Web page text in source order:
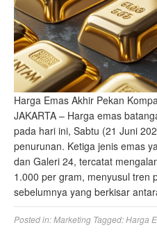
Harga Emas Akhir Pekan
JAKARTA – Harga emas
pada hari ini, Sabtu (21 Juni
penurunan. Ketiga jenis emas
dan Galeri 24, tercatat
1.000 per gram, menyusul tren
sebelumnya yang berkisar
Posted in:Marketing Tagged:Harga